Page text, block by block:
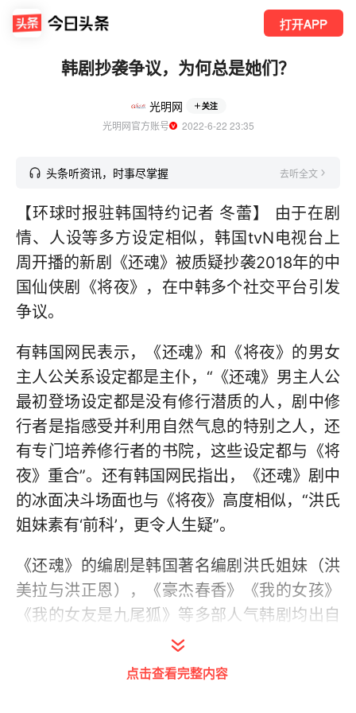
打开APP
韩剧抄袭争议，为何总是她们？
光明网 关注
光明网官方账号
  2022-6-22 23:35
头条听资讯，时事尽掌握 去听全文
【环球时报驻韩国特约记者 冬蕾】 由于在剧
情、人设等多方设定相似，韩国tvN电视台上
周开播的新剧《还魂》被质疑抄袭2018年的中
国仙侠剧《将夜》，在中韩多个社交平台引发
争议。
有韩国网民表示，《还魂》和《将夜》的男女
主人公关系设定都是主仆，“《还魂》男主人公
最初登场设定都是没有修行潜质的人，剧中修
行者是指感受并利用自然气息的特别之人，还
有专门培养修行者的书院，这些设定都与《将
夜》重合”。还有韩国网民指出，《还魂》剧中
的冰面决斗场面也与《将夜》高度相似，“洪氏
姐妹素有‘前科’，更令人生疑”。
《还魂》的编剧是韩国著名编剧洪氏姐妹（洪
美拉与洪正恩），《豪杰春香》《我的女孩》
《我的女友是九尾狐》等多部人气韩剧均出自
她们笔下。两人担任编剧的剧集中，《最佳爱
情》在2011年播出时被质疑模仿韩国作家金恩
点击查看完整内容